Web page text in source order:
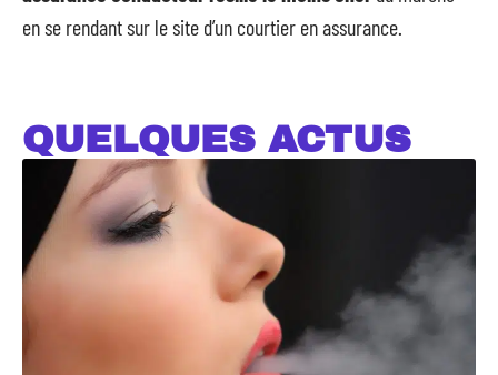
en se rendant sur le site d’un courtier en assurance.
QUELQUES ACTUS